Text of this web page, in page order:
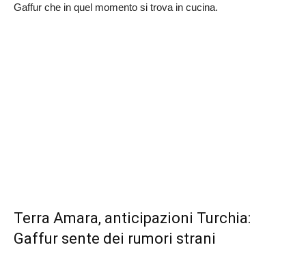
Gaffur che in quel momento si trova in cucina.
Terra Amara, anticipazioni Turchia:
Gaffur sente dei rumori strani